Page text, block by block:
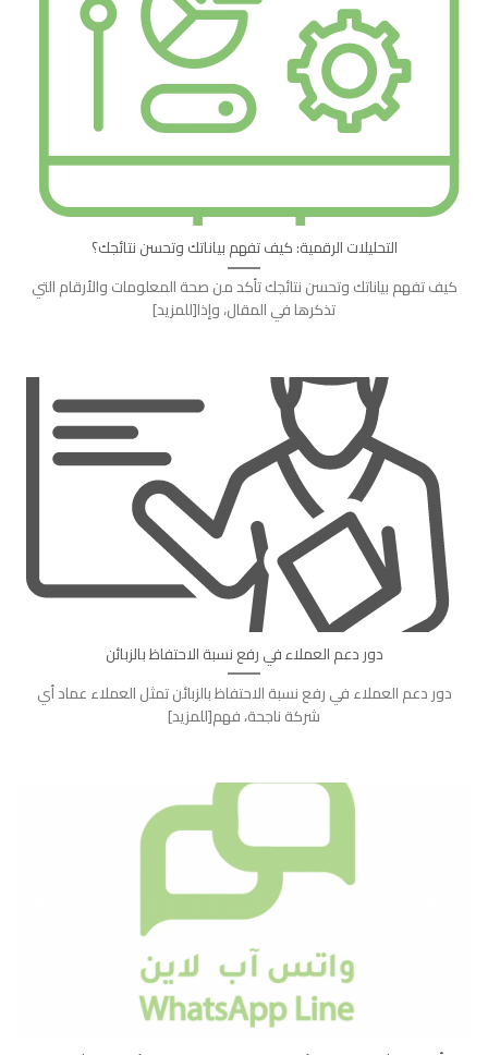
التحليلات الرقمية: كيف تفهم بياناتك وتحسن نتائجك؟
كيف تفهم بياناتك وتحسن نتائجك تأكد من صحة المعلومات والأرقام التي
تذكرها في المقال، وإذا[للمزيد]
دور دعم العملاء في رفع نسبة الاحتفاظ بالزبائن
دور دعم العملاء في رفع نسبة الاحتفاظ بالزبائن تمثل العملاء عماد أي
شركة ناجحة، فهم[للمزيد]